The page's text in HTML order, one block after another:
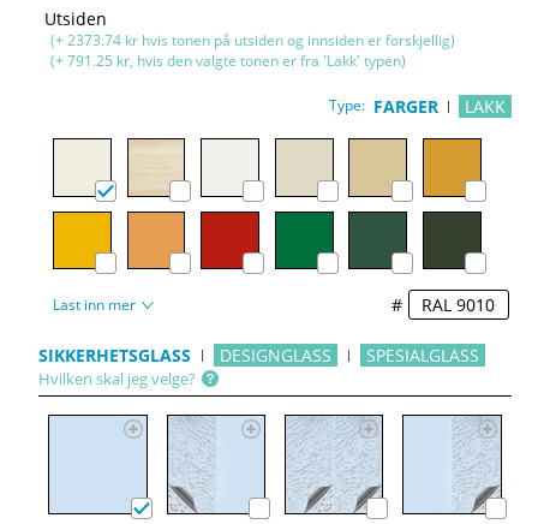
Utsiden
(+ 2373.74 kr hvis tonen på utsiden og innsiden er forskjellig)
(+ 791.25 kr, hvis den valgte tonen er fra 'Lakk' typen)
Type: FARGER LAKK
Last inn mer #
SIKKERHETSGLASS DESIGNGLASS SPESIALGLASS
Hvilken skal jeg velge?